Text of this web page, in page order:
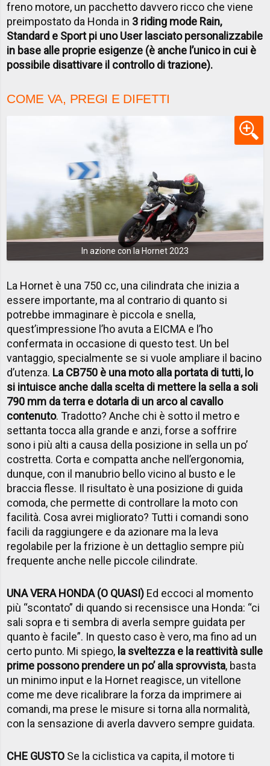
freno motore, un pacchetto davvero ricco che viene
preimpostato da Honda in 3 riding mode Rain,
Standard e Sport pi uno User lasciato personalizzabile
in base alle proprie esigenze (è anche l’unico in cui è
possibile disattivare il controllo di trazione).
COME VA, PREGI E DIFETTI
In azione con la Hornet 2023
La Hornet è una 750 cc, una cilindrata che inizia a
essere importante, ma al contrario di quanto si
potrebbe immaginare è piccola e snella,
quest’impressione l’ho avuta a EICMA e l’ho
confermata in occasione di questo test. Un bel
vantaggio, specialmente se si vuole ampliare il bacino
d’utenza. La CB750 è una moto alla portata di tutti, lo
si intuisce anche dalla scelta di mettere la sella a soli
790 mm da terra e dotarla di un arco al cavallo
contenuto. Tradotto? Anche chi è sotto il metro e
settanta tocca alla grande e anzi, forse a soffrire
sono i più alti a causa della posizione in sella un po’
costretta. Corta e compatta anche nell’ergonomia,
dunque, con il manubrio bello vicino al busto e le
braccia flesse. Il risultato è una posizione di guida
comoda, che permette di controllare la moto con
facilità. Cosa avrei migliorato? Tutti i comandi sono
facili da raggiungere e da azionare ma la leva
regolabile per la frizione è un dettaglio sempre più
frequente anche nelle piccole cilindrate.
UNA VERA HONDA (O QUASI) Ed eccoci al momento
più “scontato” di quando si recensisce una Honda: “ci
sali sopra e ti sembra di averla sempre guidata per
quanto è facile”. In questo caso è vero, ma fino ad un
certo punto. Mi spiego, la sveltezza e la reattività sulle
prime possono prendere un po’ alla sprovvista, basta
un minimo input e la Hornet reagisce, un vitellone
come me deve ricalibrare la forza da imprimere ai
comandi, ma prese le misure si torna alla normalità,
con la sensazione di averla davvero sempre guidata.
CHE GUSTO Se la ciclistica va capita, il motore ti